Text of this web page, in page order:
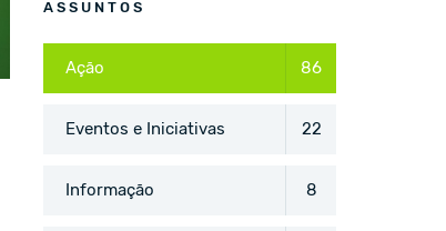
ASSUNTOS
Ação 86
Eventos e Iniciativas 22
Informação 8